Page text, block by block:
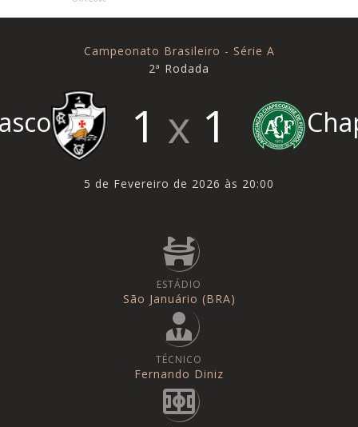
Campeonato Brasileiro - Série A
2ª Rodada
1 1
5 de Fevereiro de 2026 às 20:00
ESTÁDIO
São Januário (BRA)
TÉCNICO
Fernando Diniz